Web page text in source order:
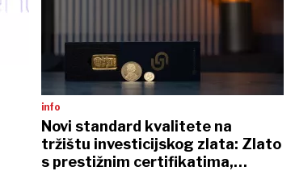
info
Novi standard kvalitete na
tržištu investicijskog zlata: Zlato
s prestižnim certifikatima,